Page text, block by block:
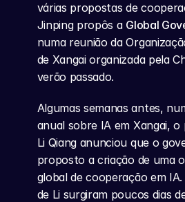
várias propostas de
Jinping propôs a Global
numa reunião da
de Xangai organizada pela
verão passado.
Algumas semanas antes,
anual sobre IA em Xangai,
Li Qiang anunciou que o
proposto a criação de uma
global de cooperação em
de Li surgiram poucos dias